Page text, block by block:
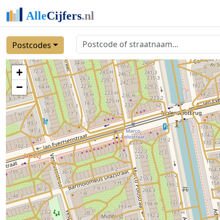
Postcodes
+
−